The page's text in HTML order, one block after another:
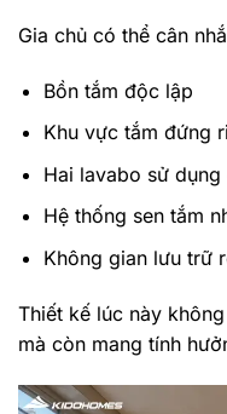
Gia chủ có thể cân
Bồn tắm độc lập
Khu vực tắm đứng
Hai lavabo sử
Hệ thống sen tắm
Không gian lưu trữ
Thiết kế lúc này
mà còn mang tính